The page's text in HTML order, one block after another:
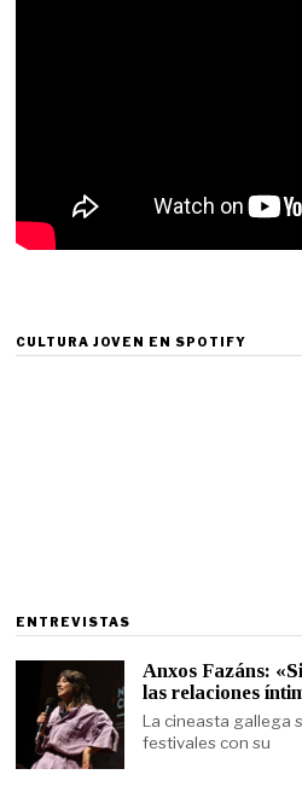
CULTURA JOVEN EN SPOTIFY
ENTREVISTAS
Anxos Fazáns:
las relaciones
La cineasta gallega
festivales con su